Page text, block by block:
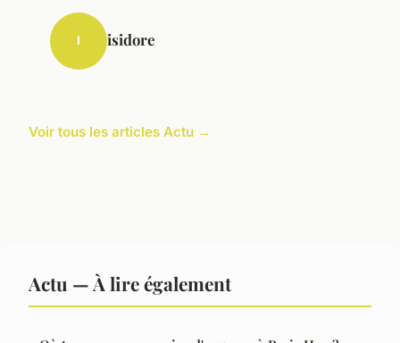
I isidore
Voir tous les articles Actu →
Actu — À lire également